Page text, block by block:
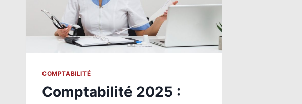
COMPTABILITÉ
Comptabilité 2025 :